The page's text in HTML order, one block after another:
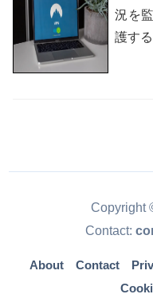
況を
護す
Copyright
Contact:
About Contact